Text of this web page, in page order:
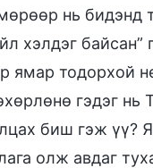
нь бидэнд
хэлдэг
ямар тодорхой
гэдэг
биш гэж үү?
олж авдаг